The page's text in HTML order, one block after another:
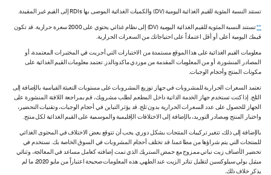
تستند النسبة المئوية للقيم الغذائية اليومية (DV) والكميات الغذائية الموصى بها RDIs إلى القيم غير المقيدة.
**
تستند النسبة المئوية للقيم الغذائية اليومية (DV) إلى نظام غذائي يحتوي على 2000 سعرة حرارية. قد تكون
قيمك اليومية أعلى أو أقل اعتماداً على احتياجاتك من السعرات الحرارية.
معلومات القيم الغذائية على هذا الموقع مستمدة من الاختبارات التي أجريت في المختبرات المعتمدة، أو
المصادر المنشورة، أو من المعلومات المقدمة من موردي ماكدونالدز. تعتمد معلومات القيم الغذائية على
مكونات المنتج وأحجام الوجبات.
تعتمد السعرات الحرارية للمشروبات في جهاز توزيع المشروبات على مستويات التعبئة القياسية بالإضافة إلى
الثلج. إذا كنت تستخدم جهاز الخدمة الذاتية داخل المطعم لطلب مشروبك، قم بمراجعة اللافتة المنشورة على
الجهاز للحصول على عدد السعرات الحرارية بدون ثلج. قد يؤثر التباين في أحجام الوجبات، وتقنيات التحضير،
واختبار المنتج ومصادر التوريد، بالإضافة إلى الاختلافات الإقليمية والموسمية على القيم الغذائية لكل منتج.
بالإضافة إلى ذلك، تتغير تركيبات المنتجات بشكل دوري. يجب أن تتوقع بعض الاختلاف في المحتوى الغذائي
للمنتجات التي يتم شراؤها من مطاعمنا. قد تختلف أحجام المشروبات في السوق الخاصة بك. نستخدم في
تحضير الأصناف زيت نباتي ممزوج مع حمض الستريك الذي تمت إضافته كعامل مساعد في المعالجة، وثنائي
ميثيل بولي سيلوكسين لتقليل تناثر الزيت عند الطهي. هذه المعلومات صحيحة اعتباراً من مايو 2020، ما لم
يذكر خلاف ذلك.